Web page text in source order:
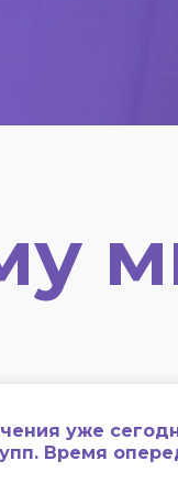
уже
Время